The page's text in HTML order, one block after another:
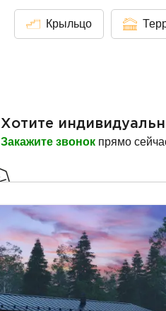
Крыльцо
Хотите
Закажите звонок прямо